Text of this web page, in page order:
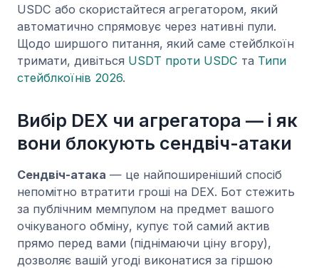
USDC або скористайтеся агрегатором, який
автоматично спрямовує через нативні пули.
Щодо ширшого питання, який саме стейблкоїн
тримати, дивіться USDT проти USDC та Типи
стейблкоїнів 2026.
Вибір DEX чи агрегатора — і як
вони блокують сендвіч-атаки
Сендвіч-атака — це найпоширеніший спосіб
непомітно втратити гроші на DEX. Бот стежить
за публічним мемпулом на предмет вашого
очікуваного обміну, купує той самий актив
прямо перед вами (піднімаючи ціну вгору),
дозволяє вашій угоді виконатися за гіршою